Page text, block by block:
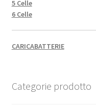
5 Celle
6 Celle
CARICABATTERIE
Categorie prodotto